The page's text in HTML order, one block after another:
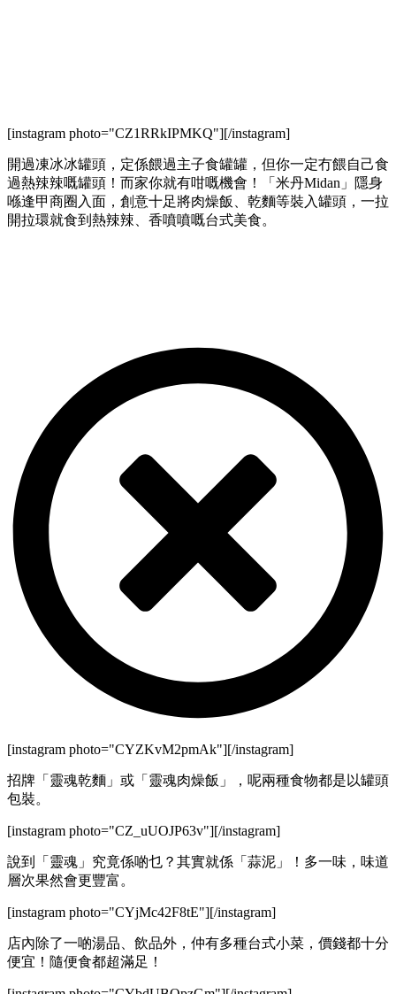
[instagram photo="CZ1RRkIPMKQ"][/instagram]
開過凍冰冰罐頭，定係餵過主子食罐罐，但你一定冇餵自己食
過熱辣辣嘅罐頭！而家你就有咁嘅機會！「米丹Midan」隱身
喺逢甲商圈入面，創意十足將肉燥飯、乾麵等裝入罐頭，一拉
開拉環就食到熱辣辣、香噴噴嘅台式美食。
[instagram photo="CYZKvM2pmAk"][/instagram]
招牌「靈魂乾麵」或「靈魂肉燥飯」，呢兩種食物都是以罐頭
包裝。
[instagram photo="CZ_uUOJP63v"][/instagram]
說到「靈魂」究竟係啲乜？其實就係「蒜泥」！多一味，味道
層次果然會更豐富。
[instagram photo="CYjMc42F8tE"][/instagram]
店內除了一啲湯品、飲品外，仲有多種台式小菜，價錢都十分
便宜！隨便食都超滿足！